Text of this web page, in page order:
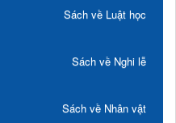
Sách về Luật học
Sách về Nghi lễ
Sách về Nhân vật